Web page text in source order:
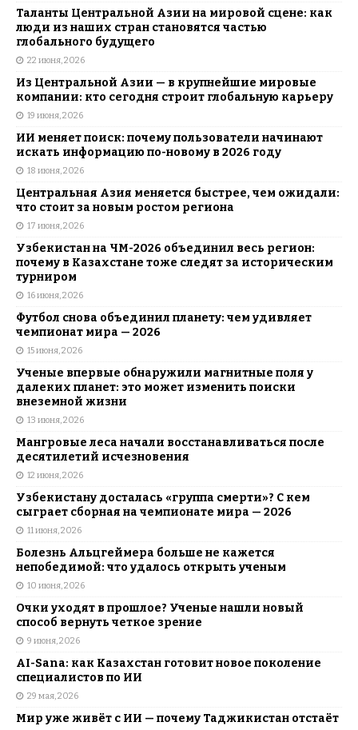
Таланты Центральной Азии на мировой сцене: как
люди из наших стран становятся частью
глобального будущего
22 июня, 2026
Из Центральной Азии — в крупнейшие мировые
компании: кто сегодня строит глобальную карьеру
19 июня, 2026
ИИ меняет поиск: почему пользователи начинают
искать информацию по-новому в 2026 году
18 июня, 2026
Центральная Азия меняется быстрее, чем ожидали:
что стоит за новым ростом региона
17 июня, 2026
Узбекистан на ЧМ-2026 объединил весь регион:
почему в Казахстане тоже следят за историческим
турниром
16 июня, 2026
Футбол снова объединил планету: чем удивляет
чемпионат мира — 2026
15 июня, 2026
Ученые впервые обнаружили магнитные поля у
далеких планет: это может изменить поиски
внеземной жизни
13 июня, 2026
Мангровые леса начали восстанавливаться после
десятилетий исчезновения
12 июня, 2026
Узбекистану досталась «группа смерти»? С кем
сыграет сборная на чемпионате мира — 2026
11 июня, 2026
Болезнь Альцгеймера больше не кажется
непобедимой: что удалось открыть ученым
10 июня, 2026
Очки уходят в прошлое? Ученые нашли новый
способ вернуть четкое зрение
9 июня, 2026
AI-Sana: как Казахстан готовит новое поколение
специалистов по ИИ
29 мая, 2026
Мир уже живёт с ИИ — почему Таджикистан отстаёт